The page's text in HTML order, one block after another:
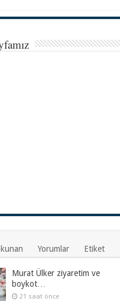
Yorumlar Etiket
Murat Ülker ziyaretim ve
boykot…
21 saat önce